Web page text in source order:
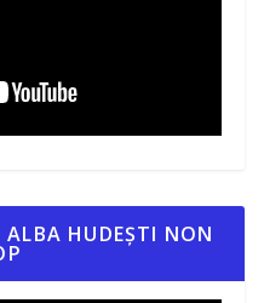
HUDEȘTI NON